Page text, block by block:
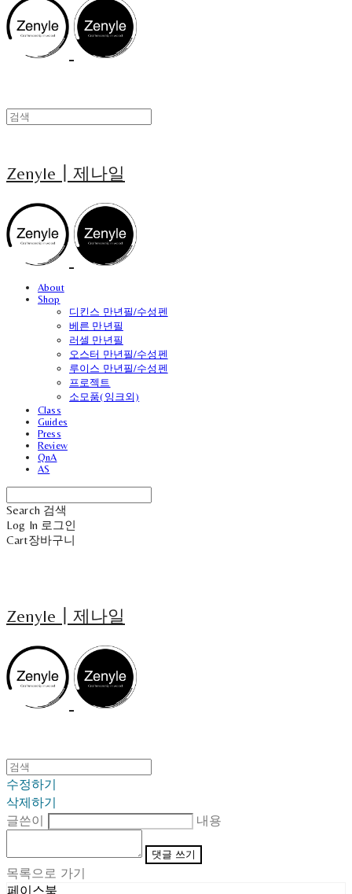
Zenyle┃제나일
About
Shop
디킨스 만년필/수성펜
베른 만년필
러셀 만년필
오스터 만년필/수성펜
루이스 만년필/수성펜
프로젝트
소모품(잉크외)
Class
Guides
Press
Review
QnA
AS
Search 검색
Log In 로그인
Cart장바구니
Zenyle┃제나일
수정하기
삭제하기
글쓴이
내용
댓글 쓰기
목록으로 가기
페이스북